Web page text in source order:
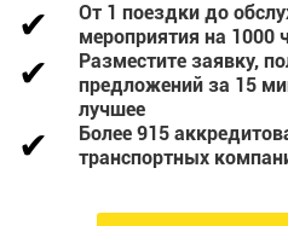
От 1 поездки до
мероприятия на 1000
Разместите заявку,
предложений за 15
лучшее
Более 915
транспортных